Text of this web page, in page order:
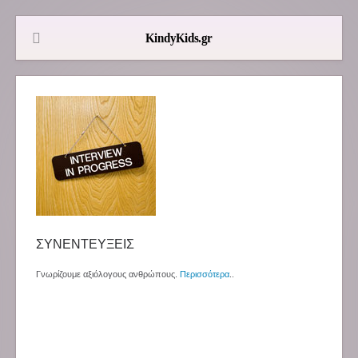
ΣΥΝΕΝΤΕΥΞΕΙΣ
Γνωρίζουμε αξιόλογους ανθρώπους. Περισσότερα